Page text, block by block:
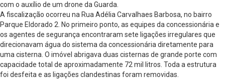
com o auxílio de um drone da Guarda.
A fiscalização ocorreu na Rua Adélia Carvalhaes Barbosa, no bairro
Parque Eldorado 2. No primeiro ponto, as equipes da concessionária e
os agentes de segurança encontraram sete ligações irregulares que
direcionavam água do sistema da concessionária diretamente para
uma cisterna. O imóvel abrigava duas cisternas de grande porte com
capacidade total de aproximadamente 72 mil litros. Toda a estrutura
foi desfeita e as ligações clandestinas foram removidas.